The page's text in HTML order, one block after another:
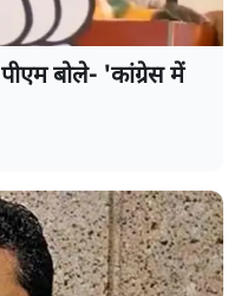
बोले- 'कांग्रेस में